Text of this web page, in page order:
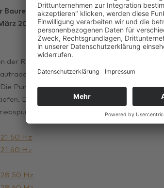
Baureihe um die Baugrößen 21 und 28
2022 –
der Reihe STH erreichen mit ihren
sehr gute hydraulische
Pumpen ermöglichen hohe Drücke bei
Durch die feine Kennlinienabstufung wird
ermöglicht.
50 Hz
60 Hz
50 Hz